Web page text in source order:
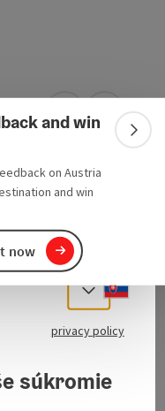
and win
on Austria
and win
now
open inOpen in
No. 14Select
privacy policy
súkromie